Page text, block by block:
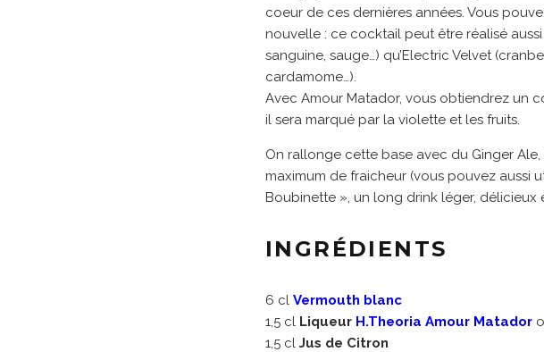
coeur de ces dernières années. Vous
nouvelle : ce cocktail peut être réalisé
sanguine, sauge…) qu’Electric Velvet
cardamome…).
Avec Amour Matador, vous obtiendrez un
il sera marqué par la violette et les fruits.
On rallonge cette base avec du Ginger
maximum de fraicheur (vous pouvez aussi
Boubinette », un long drink léger, délicieux
INGRÉDIENTS
6 cl Vermouth blanc
1,5 cl Liqueur H.Theoria Amour Matador
1,5 cl Jus de Citron